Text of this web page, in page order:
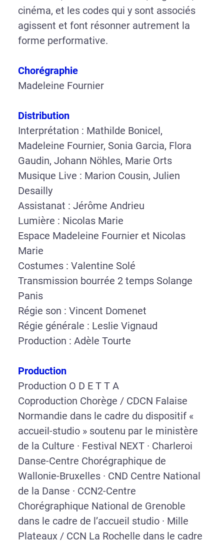
cinéma, et les codes qui y sont associés
agissent et font résonner autrement la
forme performative.
Chorégraphie
Madeleine Fournier
Distribution
Interprétation : Mathilde Bonicel,
Madeleine Fournier, Sonia Garcia, Flora
Gaudin, Johann Nöhles, Marie Orts
Musique Live : Marion Cousin, Julien
Desailly
Assistanat : Jérôme Andrieu
Lumière : Nicolas Marie
Espace Madeleine Fournier et Nicolas
Marie
Costumes : Valentine Solé
Transmission bourrée 2 temps Solange
Panis
Régie son : Vincent Domenet
Régie générale : Leslie Vignaud
Production : Adèle Tourte
Production
Production O D E T T A
Coproduction Chorège / CDCN Falaise
Normandie dans le cadre du dispositif «
accueil-studio » soutenu par le ministère
de la Culture · Festival NEXT · Charleroi
Danse-Centre Chorégraphique de
Wallonie-Bruxelles · CND Centre National
de la Danse · CCN2-Centre
Chorégraphique National de Grenoble
dans le cadre de l’accueil studio · Mille
Plateaux / CCN La Rochelle dans le cadre